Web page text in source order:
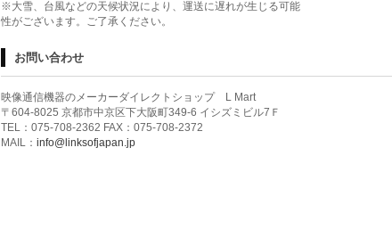
※大雪、台風などの天候状況により、運送に遅れが生じる可能
性がございます。ご了承ください。
お問い合わせ
映像通信機器のメーカーダイレクトショップ L Mart
〒604-8025 京都市中京区下大阪町349-6 イシズミビル7Ｆ
TEL：075-708-2362 FAX：075-708-2372
MAIL： info@linksofjapan.jp